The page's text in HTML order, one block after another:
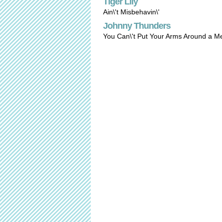
Ain\'t Misbehavin\'
Johnny Thunders
You Can\'t Put Your Arms Around a